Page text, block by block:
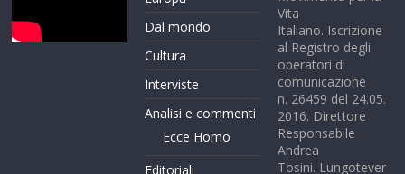
Dal mondo
Cultura
Interviste
Analisi e commenti
Ecce Homo
Editoriali
Vita
Italiano. Iscrizione
al Registro degli
operatori di
comunicazione
n. 26459 del 24.05.
2016. Direttore
Responsabile
Andrea
Tosini. Lungotever